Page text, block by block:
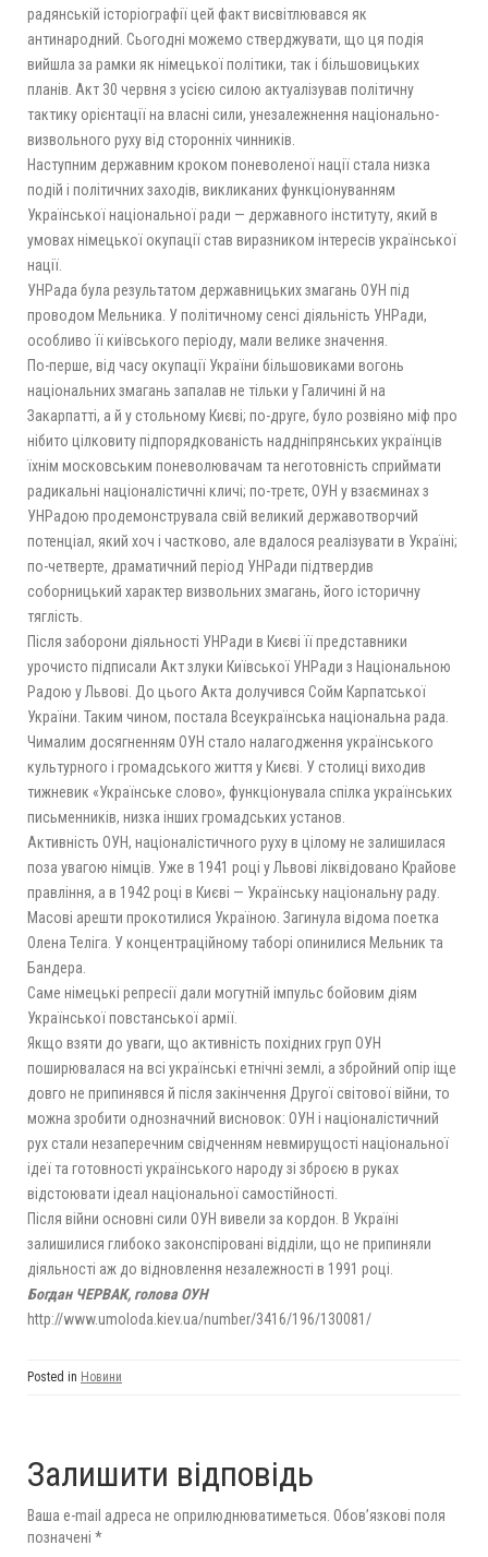
радянській історіографії цей факт висвітлювався як
антинародний. Сьогодні можемо стверджувати, що ця подія
вийшла за рамки як німецької політики, так і більшовицьких
планів. Акт 30 червня з усією силою актуалізував політичну
тактику орієнтації на власні сили, унезалежнення національно-
визвольного руху від сторонніх чинників.
Наступним державним кроком поневоленої нації стала низка
подій і політичних заходів, викликаних функціонуванням
Української національної ради — державного інституту, який в
умовах німецької окупації став виразником інтересів української
нації.
УНРада була результатом державницьких змагань ОУН під
проводом Мельника. У політичному сенсі діяльність УНРади,
особливо її київського періоду, мали велике значення.
По-перше, від часу окупації України більшовиками вогонь
національних змагань запалав не тільки у Галичині й на
Закарпатті, а й у стольному Києві; по-друге, було розвіяно міф про
нібито цілковиту підпорядкованість наддніпрянських українців
їхнім московським поневолювачам та неготовність сприймати
радикальні націоналістичні кличі; по-третє, ОУН у взаєминах з
УНРадою продемонструвала свій великий державотворчий
потенціал, який хоч і частково, але вдалося реалізувати в Україні;
по-четверте, драматичний період УНРади підтвердив
соборницький характер визвольних змагань, його історичну
тяглість.
Після заборони діяльності УНРади в Києві її представники
урочисто підписали Акт злуки Київської УНРади з Національною
Радою у Львові. До цього Акта долучився Сойм Карпатської
України. Таким чином, постала Всеукраїнська національна рада.
Чималим досягненням ОУН стало налагодження українського
культурного і громадського життя у Києві. У столиці виходив
тижневик «Українське слово», функціонувала спілка українських
письменників, низка інших громадських установ.
Активність ОУН, націоналістичного руху в цілому не залишилася
поза увагою німців. Уже в 1941 році у Львові ліквідовано Крайове
правління, а в 1942 році в Києві — Українську національну раду.
Масові арешти прокотилися Україною. Загинула відома поетка
Олена Теліга. У концентраційному таборі опинилися Мельник та
Бандера.
Саме німецькі репресії дали могутній імпульс бойовим діям
Української повстанської армії.
Якщо взяти до уваги, що активність похідних груп ОУН
поширювалася на всі українські етнічні землі, а збройний опір іще
довго не припинявся й після закінчення Другої світової війни, то
можна зробити однозначний висновок: ОУН і націоналістичний
рух стали незаперечним свідченням невмирущості національної
ідеї та готовності українського народу зі зброєю в руках
відстоювати ідеал національної самостійності.
Після війни основні сили ОУН вивели за кордон. В Україні
залишилися глибоко законспіровані відділи, що не припиняли
діяльності аж до відновлення незалежності в 1991 році.
Богдан ЧЕРВАК, голова ОУН
http://www.umoloda.kiev.ua/number/3416/196/130081/
Posted in Новини
Залишити відповідь
Ваша e-mail адреса не оприлюднюватиметься. Обов’язкові поля
позначені *